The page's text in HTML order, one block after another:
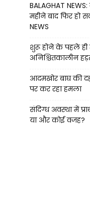
BALAGHAT
महीने बाद फिर हो
NEWS
शुरू होने के पहले ही
अनिश्चितकालीन
आदमखोर बाघ की
पर कर रहा हमला
संदिग्ध अवस्था में
या और कोई वजह?